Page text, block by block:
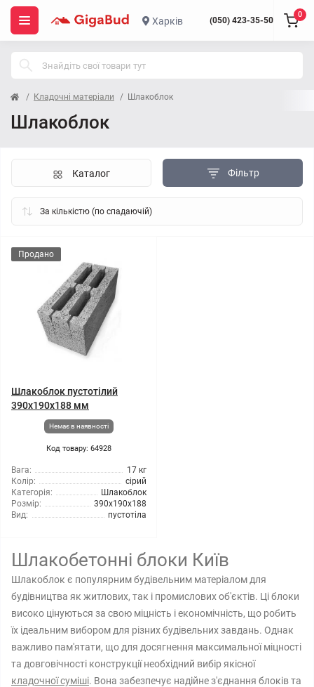
Харків (050) 423-35-50
0
Кладочні матеріали Шлакоблок
Шлакоблок
Фільтр
Каталог
Продано
Шлакоблок пустотілий
390x190x188 мм
Немає в наявності
Код товару: 64928
Вага:
17 кг
Колір:
сірий
Категорія:
Шлакоблок
Розмір:
390x190x188
Вид:
пустотіла
Шлакобетонні блоки Київ
Шлакоблок є популярним будівельним матеріалом для
будівництва як житлових, так і промислових об'єктів. Ці блоки
високо цінуються за свою міцність і економічність, що робить
їх ідеальним вибором для різних будівельних завдань. Однак
важливо пам'ятати, що для досягнення максимальної міцності
та довговічності конструкції необхідний вибір якісної
кладочної суміші. Вона забезпечує надійне з'єднання блоків та